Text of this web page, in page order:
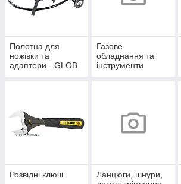
Полотна для
ножівки та
адаптери - GLOB
Газове
обладнання та
інструменти
Розвідні ключі
Ланцюги, шнури,